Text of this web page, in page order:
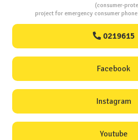
(consumer-
project for emergency consumer
0219615
Facebook
Instagram
Youtube